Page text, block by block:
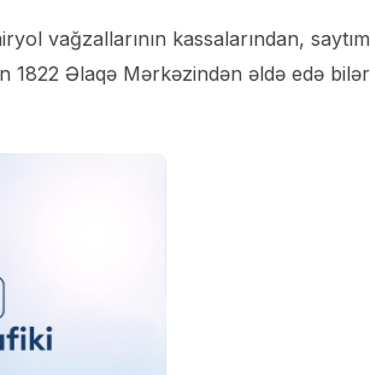
vağzallarının kassalarından,
Əlaqə Mərkəzindən əldə edə